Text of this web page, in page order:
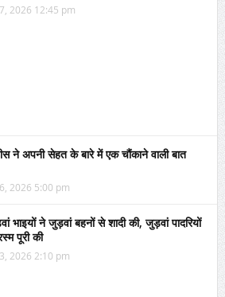
2026 12:45 pm
ने अपनी सेहत के बारे में एक चौंकाने वाली बात
2026 5:00 pm
भाइयों ने जुड़वां बहनों से शादी की, जुड़वां पादरियों
पूरी की
2026 2:10 pm